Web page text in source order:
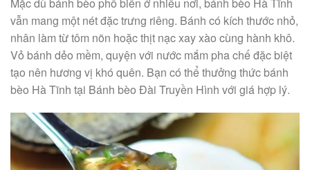
vẫn mang một nét đặc trưng riêng. Bánh có kích thước nhỏ,
nhân làm từ tôm nõn hoặc thịt nạc xay xào cùng hành khô.
Vỏ bánh dẻo mềm, quyện với nước mắm pha chế đặc biệt
tạo nên hương vị khó quên. Bạn có thể thưởng thức bánh
bèo Hà Tĩnh tại Bánh bèo Đài Truyền Hình với giá hợp lý.